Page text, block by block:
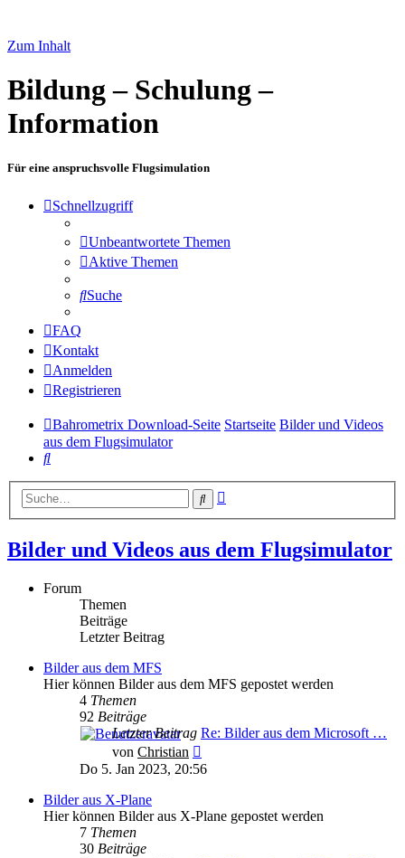
Zum Inhalt
Bildung – Schulung –
Information
Für eine anspruchsvolle Flugsimulation
Schnellzugriff
Unbeantwortete Themen
Aktive Themen
Suche
FAQ
Kontakt
Anmelden
Registrieren
Bahrometrix Download-Seite Startseite Bilder und Videos
aus dem Flugsimulator
Suche
Suche
Bilder und Videos aus dem Flugsimulator
Forum
Themen
Beiträge
Letzter Beitrag
Bilder aus dem MFS
Hier können Bilder aus dem MFS gepostet werden
4 Themen
92 Beiträge
Letzter Beitrag Re: Bilder aus dem Microsoft …
von Christian
Do 5. Jan 2023, 20:56
Bilder aus X-Plane
Hier können Bilder aus X-Plane gepostet werden
7 Themen
30 Beiträge